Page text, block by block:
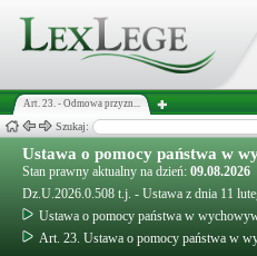
Art. 23. - Odmowa przyzn...
Szukaj:
Ustawa o pomocy państwa w
Stan prawny aktualny na dzień: 09.08.2026
Dz.U.2026.0.508 t.j. - Ustawa z dnia 11
Ustawa o pomocy państwa w
Art. 23. Ustawa o pomocy państwa w